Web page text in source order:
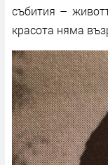
събития –
красота няма